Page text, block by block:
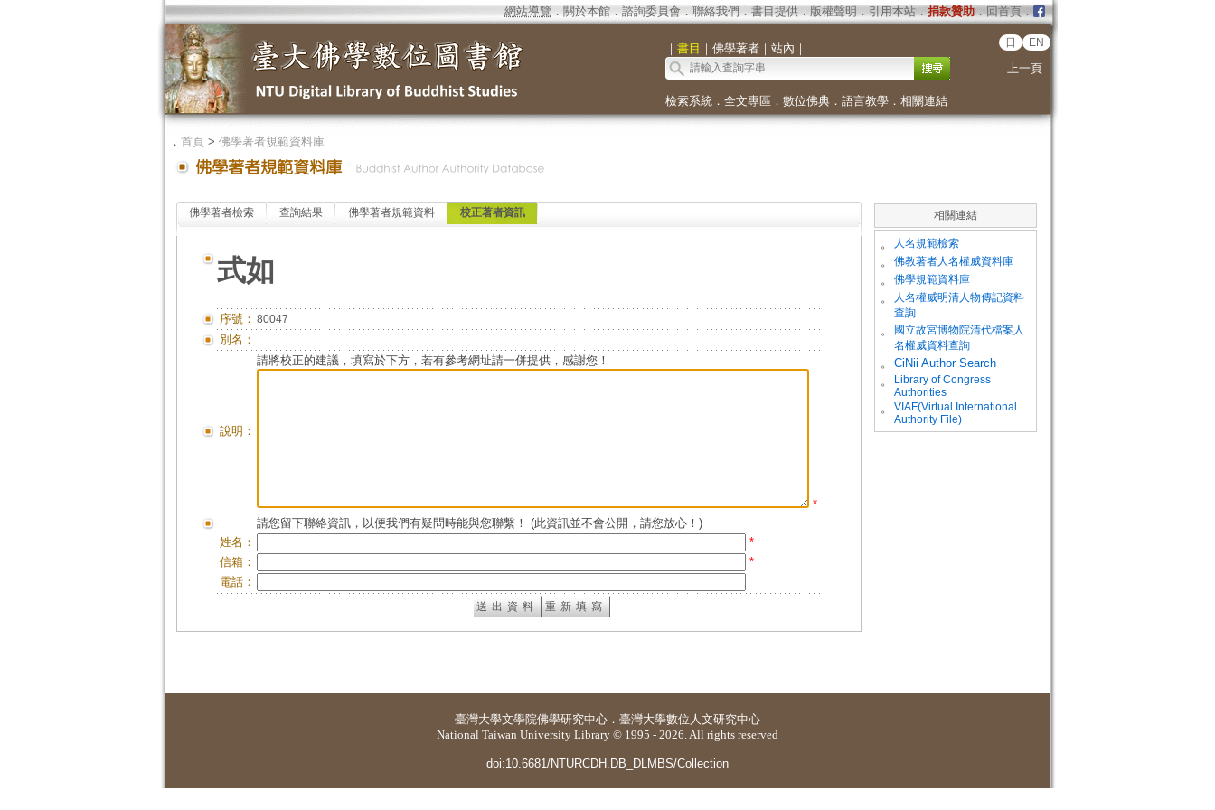
網站導覽 ． 關於本館． 諮詢委員會． 聯絡我們 ． 書目提供． 版權聲明 ． 引用本站． 捐款贊助．回首頁．
｜ 書目 ｜ 佛學著者｜ 站內 ｜ 日 EN
上一頁
檢索系統． 全文專區 ． 數位佛典． 語言教學． 相關連結
． 首頁> 佛學著者規範資料庫
佛學著者檢索 查詢結果 佛學著者規範資料 校正著者資訊
式如
序號： 80047
別名：
說明：
請將校正的建議，填寫於下方，若有參考網址請一併提供，感謝您！
*
請您留下聯絡資訊，以便我們有疑問時能與您聯繫！ (此資訊並不會公開，請您放心！)
姓名：
*
信箱：
*
電話：
相關連結
。 人名規範檢索
。 佛教著者人名權威資料庫
。 佛學規範資料庫
。
人名權威明清人物傳記資料
查詢
。
國立故宮博物院清代檔案人
名權威資料查詢
。
CiNii Author Search
。
Library of Congress
Authorities
。
VIAF(Virtual International
Authority File)
臺灣大學文學院佛學研究中心 ． 臺灣大學數位人文研究中心
National Taiwan University Library © 1995 - 2026. All rights reserved
doi:10.6681/NTURCDH.DB_DLMBS/Collection